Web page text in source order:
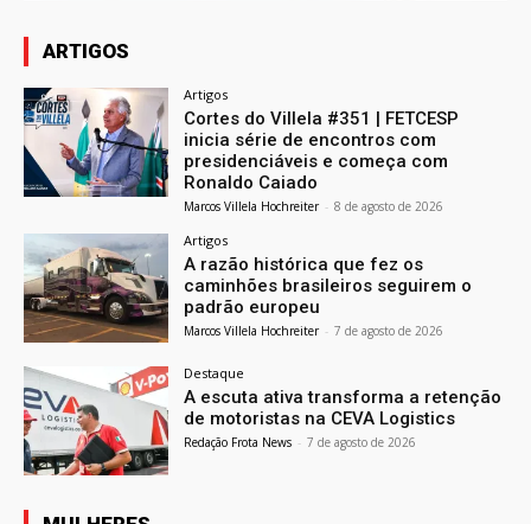
ARTIGOS
Artigos
Cortes do Villela #351 | FETCESP
inicia série de encontros com
presidenciáveis e começa com
Ronaldo Caiado
Marcos Villela Hochreiter - 8 de agosto de 2026
Artigos
A razão histórica que fez os
caminhões brasileiros seguirem o
padrão europeu
Marcos Villela Hochreiter - 7 de agosto de 2026
Destaque
A escuta ativa transforma a retenção
de motoristas na CEVA Logistics
Redação Frota News - 7 de agosto de 2026